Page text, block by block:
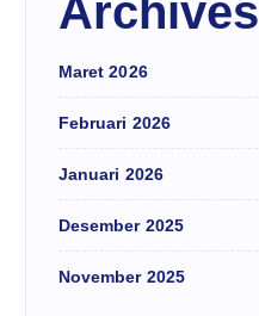
Archives
Maret 2026
Februari 2026
Januari 2026
Desember 2025
November 2025